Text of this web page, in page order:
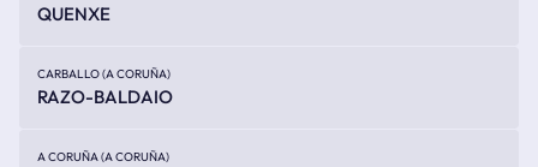
QUENXE
CARBALLO (A CORUÑA)
RAZO-BALDAIO
A CORUÑA (A CORUÑA)